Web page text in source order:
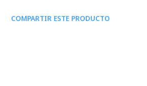
COMPARTIR ESTE PRODUCTO